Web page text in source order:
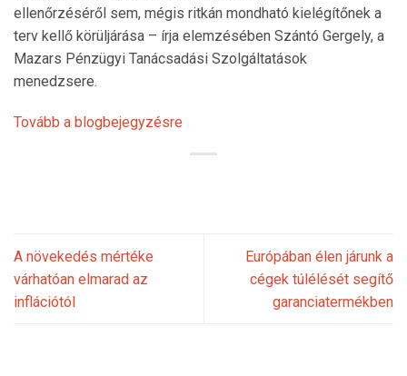
ellenőrzéséről sem, mégis ritkán mondható kielégítőnek a
terv kellő körüljárása – írja elemzésében Szántó Gergely, a
Mazars Pénzügyi Tanácsadási Szolgáltatások
menedzsere.
Tovább a blogbejegyzésre
A növekedés mértéke
várhatóan elmarad az
inflációtól
Európában élen járunk a
cégek túlélését segítő
garanciatermékben